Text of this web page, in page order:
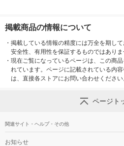
掲載商品の情報について
・ 掲載している情報の精度には万全を期し
安全性、有用性を保証するものではありま
・ 現在ご覧になっているページは、この商
れています。ページに記載されている内
は、直接各ストアにお問い合わせください
ページト
関連サイト・ヘルプ・その他
お知らせ